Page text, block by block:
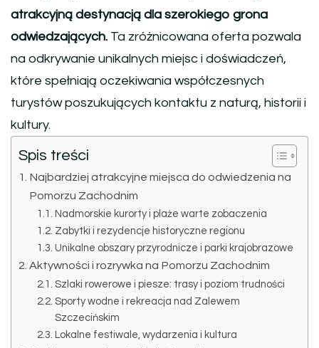
atrakcyjną destynacją dla szerokiego grona
odwiedzających. Ta zróżnicowana oferta pozwala
na odkrywanie unikalnych miejsc i doświadczeń,
które spełniają oczekiwania współczesnych
turystów poszukujących kontaktu z naturą, historii i
kultury.
Spis treści
Najbardziej atrakcyjne miejsca do odwiedzenia na
Pomorzu Zachodnim
Nadmorskie kurorty i plaże warte zobaczenia
Zabytki i rezydencje historyczne regionu
Unikalne obszary przyrodnicze i parki krajobrazowe
Aktywności i rozrywka na Pomorzu Zachodnim
Szlaki rowerowe i piesze: trasy i poziom trudności
Sporty wodne i rekreacja nad Zalewem
Szczecińskim
Lokalne festiwale, wydarzenia i kultura